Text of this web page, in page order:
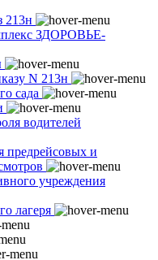
213н
ЗДОРОВЬЕ-
N 213н
сада
водителей
предрейсовых и
учреждения
лагеря